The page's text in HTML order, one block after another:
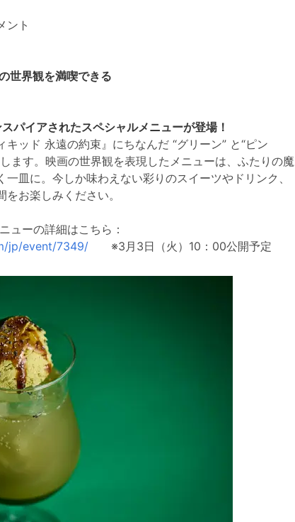
ント
世界観を満喫できる
パイアされたスペシャルメニューが登場！
ッド 永遠の約束』にちなんだ “グリーン” と“ピン
ます。映画の世界観を表現したメニューは、ふたりの魔
皿に。今しか味わえない彩りのスイーツやドリンク、
お楽しみください。
ューの詳細はこちら：
jp/event/7349/ ※3月3日（火）10：00公開予定